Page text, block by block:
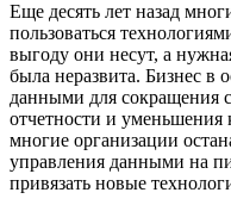
Еще десять лет назад
пользоваться
выгоду они несут, а
была неразвита. Бизнес в
данными для сокращения
отчетности и
многие организации
управления данными на
привязать новые